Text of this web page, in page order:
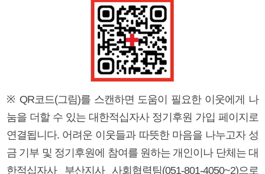
※ QR코드(그림)를 스캔하면 도움이 필요한 이웃에게 나
눔을 더할 수 있는 대한적십자사 정기후원 가입 페이지로
연결됩니다. 어려운 이웃들과 따뜻한 마음을 나누고자 성
금 기부 및 정기후원에 참여를 원하는 개인이나 단체는 대
한적십자사 부산지사 사회협력팀(051-801-4050~2)으로